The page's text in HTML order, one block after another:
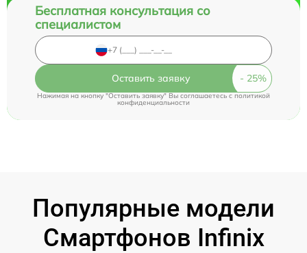
Бесплатная консультация со
специалистом
Оставить заявку
Нажимая на кнопку "Оставить заявку" Вы соглашаетесь cполитикой
конфиденциальности
Популярные модели
Смартфонов Infinix